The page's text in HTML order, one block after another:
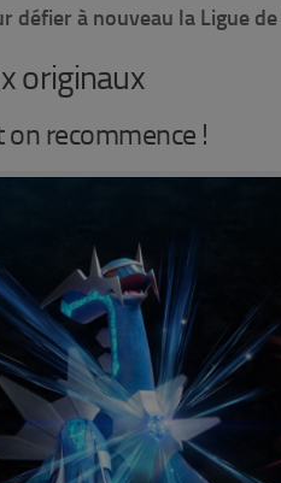
défier à nouveau la Ligue de
originaux
recommence !